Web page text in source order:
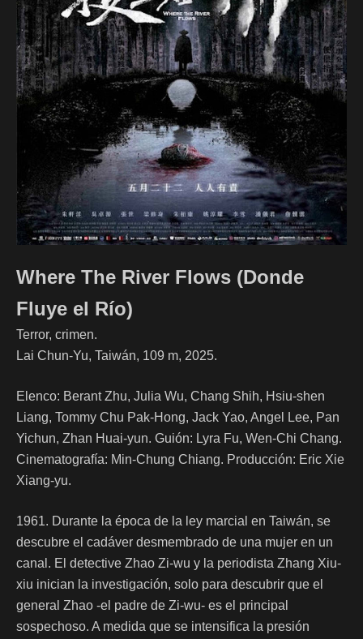
Where The River Flows (Donde
Fluye el Río)
Terror, crimen.
Lai Chun-Yu, Taiwán, 109 m, 2025.
Elenco: Berant Zhu, Julia Wu, Chang Shih, Hsiu-shen
Liang, Tommy Chu Pak-Hong, Jack Yao, Angel Lee, Pan
Yichun, Zhan Huai-yun. Guión: Lyra Fu, Wen-Chi Chang.
Cinematografía: Min-Chung Chiang. Producción: Eric Xie
Xiang-yu.
1961. Durante la época de la ley marcial en Taiwán, se
descubre el cadáver desmembrado de una mujer en un
canal. El detective Zhao Zi-wu y la periodista Zhang Xiu-
xiu inician la investigación, solo para descubrir que el
general Zhao -el padre de Zi-wu- es el principal
sospechoso. A medida que se intensifica la presión